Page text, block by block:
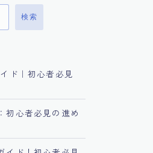
検索
ド｜初心者必見
初心者必見の進め